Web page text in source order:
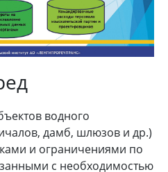
водного
дамб, шлюзов и др.)
и ограничениями по
с необходимостью